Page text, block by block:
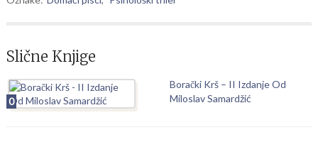
Slične Knjige
0
Borački Krš – II Izdanje Od
Miloslav Samardžić